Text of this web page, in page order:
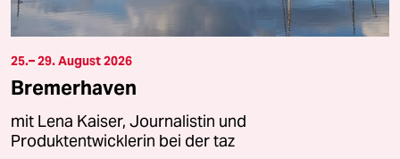
25.– 29. August 2026
Bremerhaven
mit Lena Kaiser, Journalistin und
Produktentwicklerin bei der taz